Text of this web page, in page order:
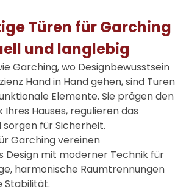
Türen für Garching
und langlebig
Garching, wo Designbewusstsein
Hand in Hand gehen, sind Türen
Elemente. Sie prägen den
Hauses, regulieren das
sorgen für Sicherheit.
Garchingvereinen
Design mit moderner Technik für
harmonische Raumtrennungen
Stabilität.